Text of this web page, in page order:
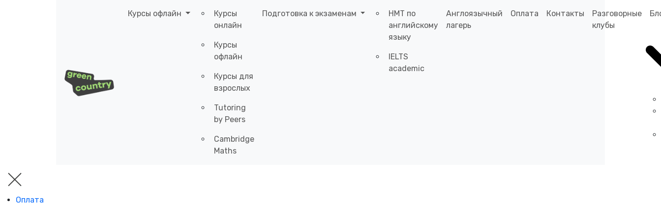
Курсы офлайн
Курсы
онлайн
Курсы
офлайн
Курсы для
взрослых
Tutoring
by Peers
Cambridge
Maths
Подготовка к экзаменам
НМТ по
английскому
языку
IELTS
academic
Англоязычный
лагерь
Оплата Контакты
Разговорные
клубы
Оплата